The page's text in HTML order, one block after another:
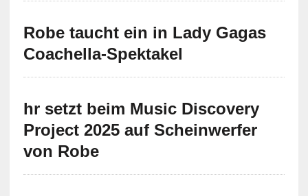
Robe taucht ein in Lady Gagas
Coachella-Spektakel
hr setzt beim Music Discovery
Project 2025 auf Scheinwerfer
von Robe